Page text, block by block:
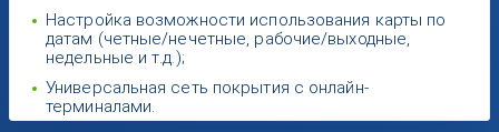
Настройка возможности использования карты по
датам (четные/нечетные, рабочие/выходные,
недельные и т.д.);
Универсальная сеть покрытия с онлайн-
терминалами.